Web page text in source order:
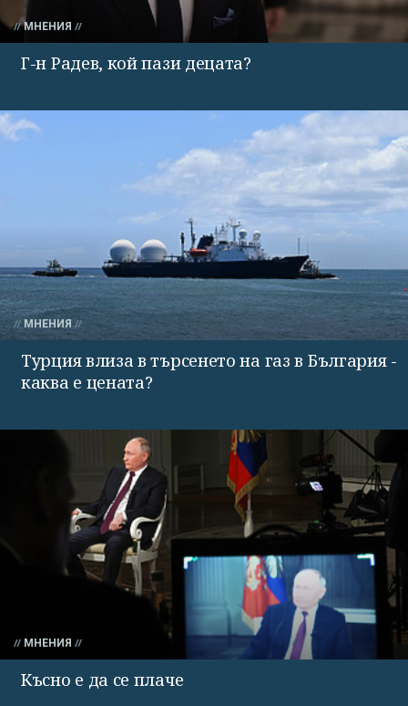
МНЕНИЯ
Г-н Радев, кой пази децата?
МНЕНИЯ
Турция влиза в търсенето на газ в България -
каква е цената?
МНЕНИЯ
Късно е да се плаче